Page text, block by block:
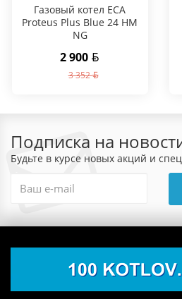
Газовый котел ECA
Proteus Plus Blue 24 HM
NG
2 900
3 352
Подписка на
Будьте в курсе новых акций и